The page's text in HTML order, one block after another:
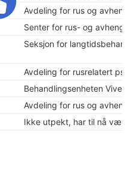
Avdeling for rus og
Senter for rus- og
Seksjon for
Avdeling for rusrelatert
Behandlingsenheten
Avdeling for rus og
Ikke utpekt, har til nå vært